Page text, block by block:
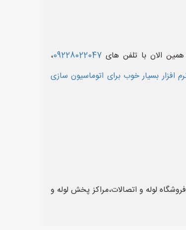
الان با تلفن های 09228022047،
افزار بسیار خوب برای اتوماسیون سازی
لوله و اتصالات،مراکز پخش لوله و